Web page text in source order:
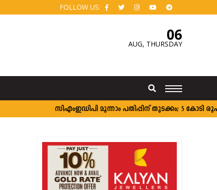
FOLLOW US:
06
AUG, THURSDAY
സി‌എംഇഡിപി മൂന്നാം പതിപ്പിന് തുടക്കം; 5 കോടി രൂപ